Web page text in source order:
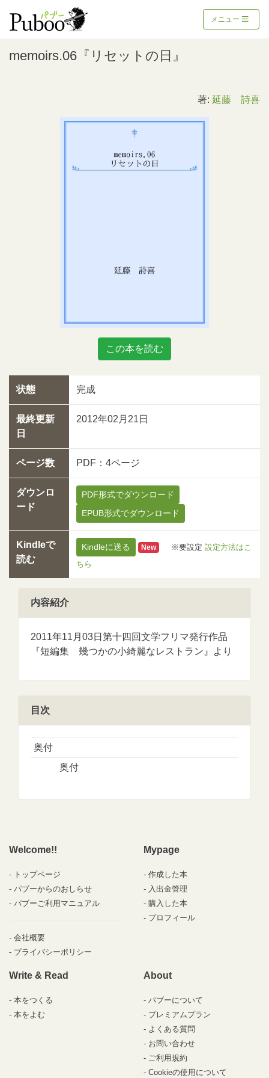
メニュー
memoirs.06『リセットの日』
著: 延藤 詩喜
この本を読む
状態 完成
最終更新
日
2012年02月21日
ページ数 PDF：4ページ
ダウンロ
ード
PDF形式でダウンロード
EPUB形式でダウンロード
Kindleで
読む
Kindleに送る New ※要設定 設定方法はこ
ちら
内容紹介
2011年11月03日第十四回文学フリマ発行作品
『短編集 幾つかの小綺麗なレストラン』より
目次
奥付
奥付
Welcome!!
トップページ
パブーからのおしらせ
パブーご利用マニュアル
会社概要
プライバシーポリシー
Mypage
作成した本
入出金管理
購入した本
プロフィール
Write & Read
本をつくる
本をよむ
About
パブーについて
プレミアムプラン
よくある質問
お問い合わせ
ご利用規約
Cookieの使用について